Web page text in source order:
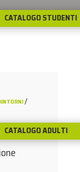
/
CATALOGO STUDENTI
CATALOGO ADULTI